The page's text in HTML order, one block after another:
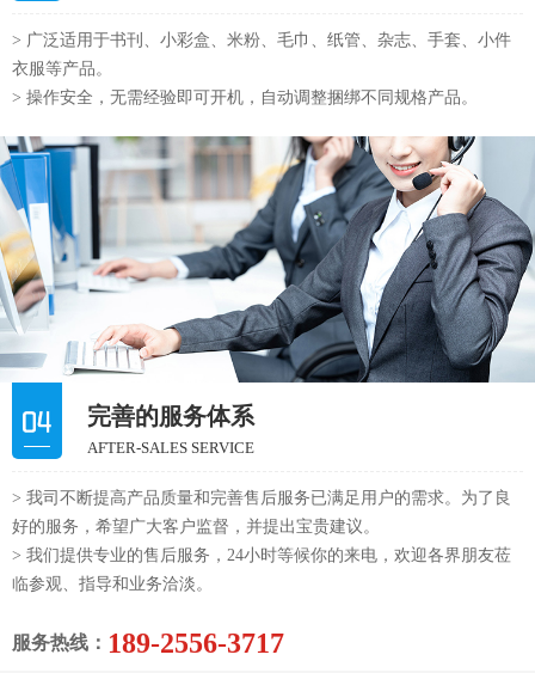
> 广泛适用于书刊、小彩盒、米粉、毛巾、纸管、杂志、手套、小件
衣服等产品。
> 操作安全，无需经验即可开机，自动调整捆绑不同规格产品。
完善的服务体系
AFTER-SALES SERVICE
> 我司不断提高产品质量和完善售后服务已满足用户的需求。为了良
好的服务，希望广大客户监督，并提出宝贵建议。
> 我们提供专业的售后服务，24小时等候你的来电，欢迎各界朋友莅
临参观、指导和业务洽淡。
服务热线： 189-2556-3717